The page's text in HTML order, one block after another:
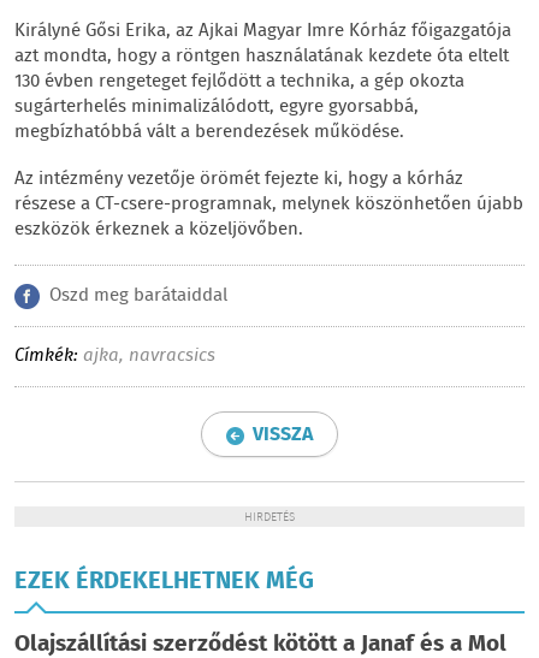
Királyné Gősi Erika, az Ajkai Magyar Imre Kórház főigazgatója
azt mondta, hogy a röntgen használatának kezdete óta eltelt
130 évben rengeteget fejlődött a technika, a gép okozta
sugárterhelés minimalizálódott, egyre gyorsabbá,
megbízhatóbbá vált a berendezések működése.
Az intézmény vezetője örömét fejezte ki, hogy a kórház
részese a CT-csere-programnak, melynek köszönhetően újabb
eszközök érkeznek a közeljövőben.
Oszd meg barátaiddal
Címkék: ajka, navracsics
VISSZA
HIRDETÉS
EZEK ÉRDEKELHETNEK MÉG
Olajszállítási szerződést kötött a Janaf és a Mol